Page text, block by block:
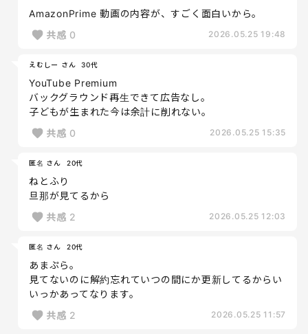
AmazonPrime 動画の内容が、すごく面白いから。
共感 0 2026.05.25 19:48
えむしー さん 30代
YouTube Premium
バックグラウンド再生できて広告なし。
子どもが生まれた今は余計に削れない。
共感 0 2026.05.25 15:35
匿名 さん 20代
ねとふり
旦那が見てるから
共感 2 2026.05.25 12:03
匿名 さん 20代
あまぷら。
見てないのに解約忘れていつの間にか更新してるからい
いっかあってなります。
共感 2 2026.05.25 11:57